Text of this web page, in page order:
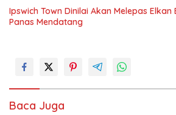
Ipswich Town Dinilai Akan Melepas
Panas Mendatang
Baca Juga